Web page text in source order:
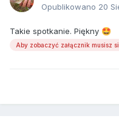
Opublikowano 20
Takie spotkanie. Piękny 🤩
Aby zobaczyć załącznik musisz